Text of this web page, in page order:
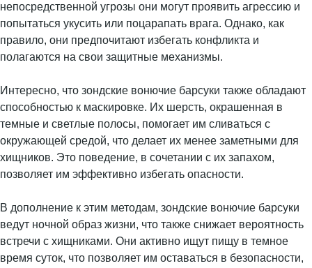
непосредственной угрозы они могут проявить агрессию и
попытаться укусить или поцарапать врага. Однако, как
правило, они предпочитают избегать конфликта и
полагаются на свои защитные механизмы.
Интересно, что зондские вонючие барсуки также обладают
способностью к маскировке. Их шерсть, окрашенная в
темные и светлые полосы, помогает им сливаться с
окружающей средой, что делает их менее заметными для
хищников. Это поведение, в сочетании с их запахом,
позволяет им эффективно избегать опасности.
В дополнение к этим методам, зондские вонючие барсуки
ведут ночной образ жизни, что также снижает вероятность
встречи с хищниками. Они активно ищут пищу в темное
время суток, что позволяет им оставаться в безопасности,